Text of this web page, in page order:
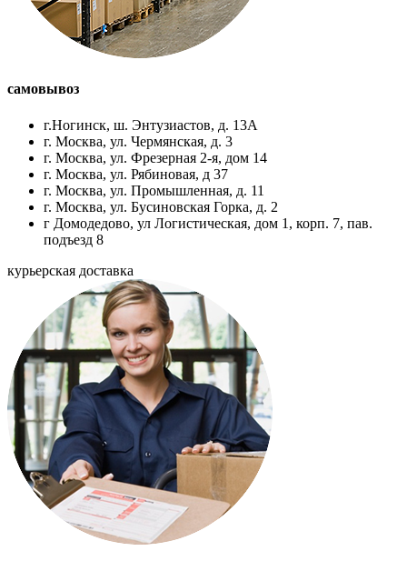
самовывоз
г.Ногинск, ш. Энтузиастов, д. 13А
г. Москва, ул. Чермянская, д. 3
г. Москва, ул. Фрезерная 2-я, дом 14
г. Москва, ул. Рябиновая, д 37
г. Москва, ул. Промышленная, д. 11
г. Москва, ул. Бусиновская Горка, д. 2
г Домодедово, ул Логистическая, дом 1, корп. 7, пав.
подъезд 8
курьерская доставка